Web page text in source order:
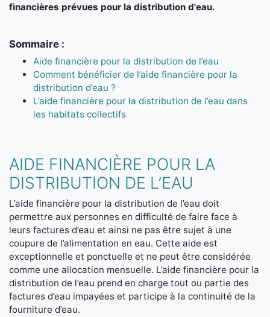
financières prévues pour la distribution d'eau.
Sommaire :
Aide financière pour la distribution de l’eau
Comment bénéficier de l’aide financière pour la
distribution d’eau ?
L’aide financière pour la distribution de l’eau dans
les habitats collectifs
AIDE FINANCIÈRE POUR LA
DISTRIBUTION DE L’EAU
L’aide financière pour la distribution de l’eau doit
permettre aux personnes en difficulté de faire face à
leurs factures d’eau et ainsi ne pas être sujet à une
coupure de l’alimentation en eau. Cette aide est
exceptionnelle et ponctuelle et ne peut être considérée
comme une allocation mensuelle. L’aide financière pour la
distribution de l’eau prend en charge tout ou partie des
factures d’eau impayées et participe à la continuité de la
fourniture d’eau.